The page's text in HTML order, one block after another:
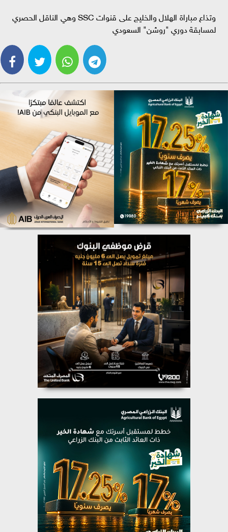
وتذاع مباراة الهلال والخليج على قنوات SSC وهي الناقل الحصري
لمسابقة دوري "روشن" السعودي